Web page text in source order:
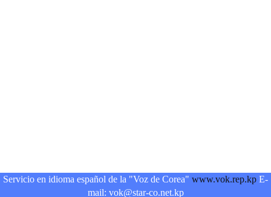
Servicio en idioma español de la "Voz de Corea" www.vok.rep.kp E-
mail: vok@star-co.net.kp